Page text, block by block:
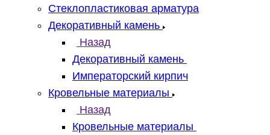
Стеклопластиковая арматура
Декоративный камень
Назад
Декоративный камень
Императорский кирпич
Кровельные материалы
Назад
Кровельные материалы